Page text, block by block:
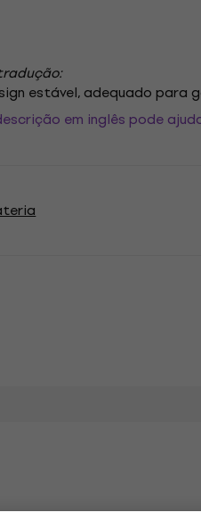
estável, adequado para
em inglês pode